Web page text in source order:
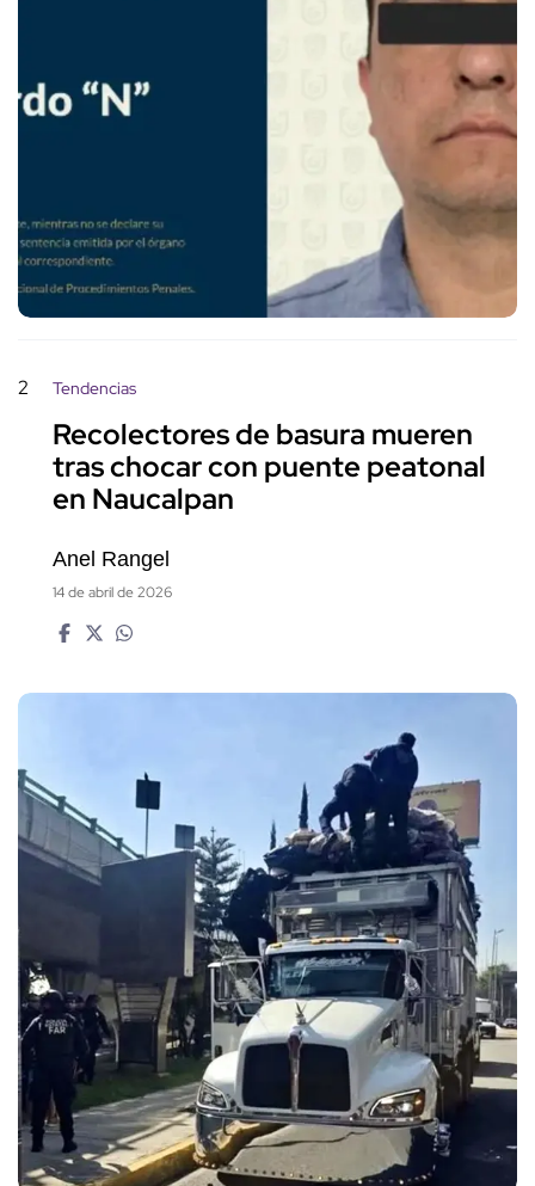
2 Tendencias
Recolectores de basura mueren
tras chocar con puente peatonal
en Naucalpan
Anel Rangel
14 de abril de 2026